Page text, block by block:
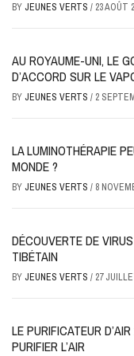
BY JEUNES VERTS / 23 AOÛT
AU ROYAUME-UNI, LE
D’ACCORD SUR LE
BY JEUNES VERTS / 2
LA LUMINOTHÉRAPIE
MONDE ?
BY JEUNES VERTS / 8
DÉCOUVERTE DE
TIBÉTAIN
BY JEUNES VERTS / 27
LE PURIFICATEUR
PURIFIER L’AIR